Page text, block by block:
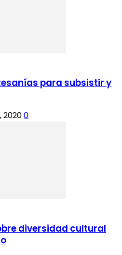
para subsistir y
20200
diversidad cultural